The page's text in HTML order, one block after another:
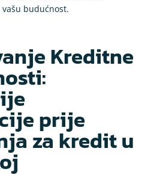
budućnost.
Kreditne
prije
za kredit u